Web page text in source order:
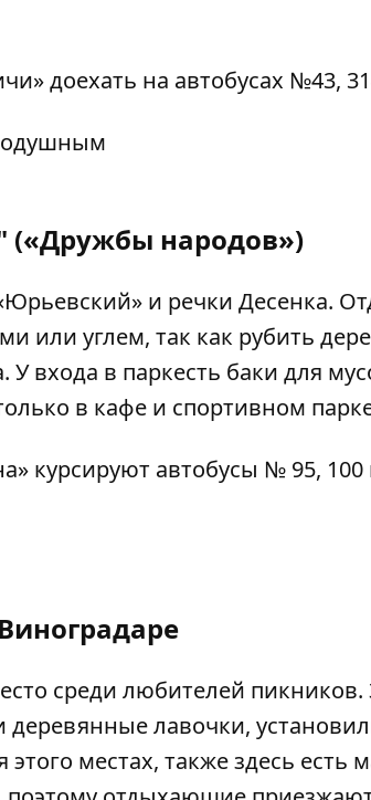
доехать на автобусах №43,
народов»)
и речки Десенка.
или углем, так как рубить
входа в паркесть баки для
в кафе и спортивном
курсируют автобусы № 95, 100
среди любителей пикников.
деревянные лавочки,
местах, также здесь есть